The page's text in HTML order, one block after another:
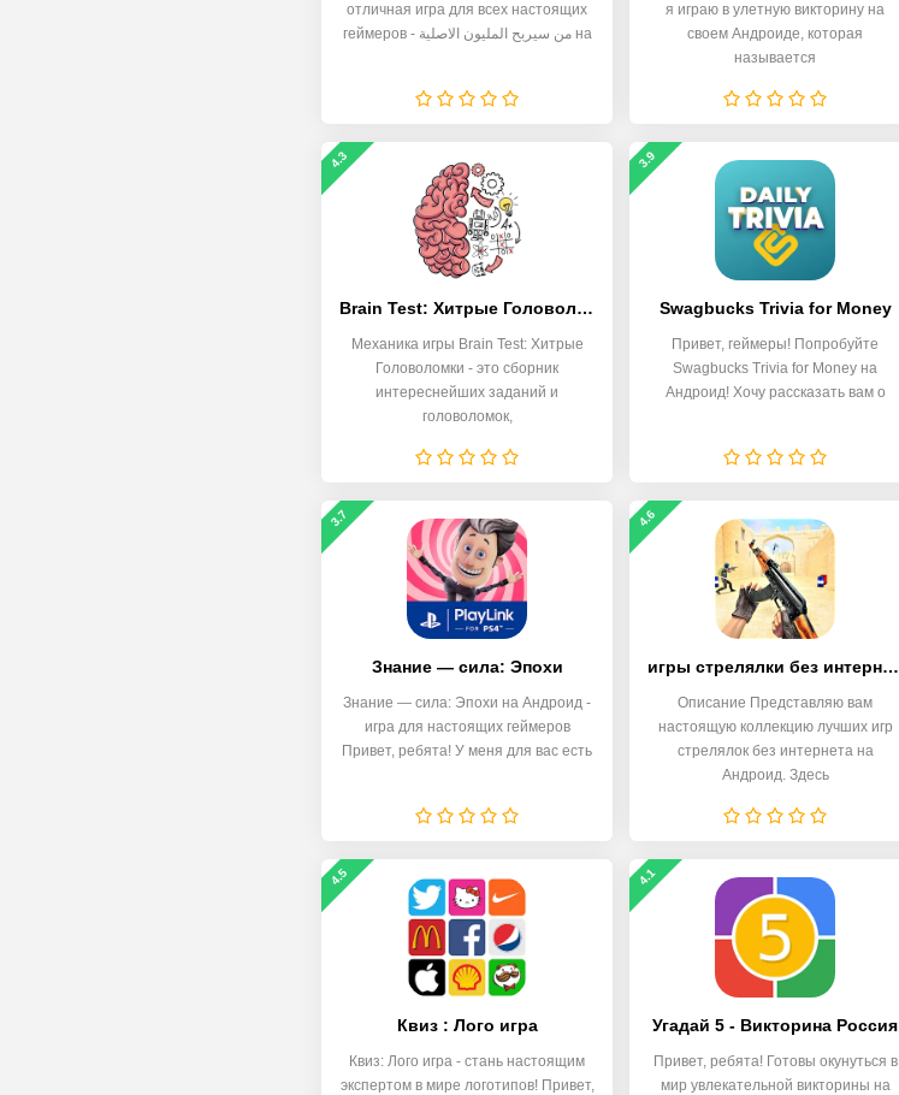
отличная игра для всех настоящих
геймеров - من سيربح المليون الاصلية на
я играю в улетную викторину на
своем Андроиде, которая
называется
4.3
Brain Test: Хитрые Головоломки
Механика игры Brain Test: Хитрые
Головоломки - это сборник
интереснейших заданий и
головоломок,
3.9
Swagbucks Trivia for Money
Привет, геймеры! Попробуйте
Swagbucks Trivia for Money на
Андроид! Хочу рассказать вам о
3.7
Знание — сила: Эпохи
Знание — сила: Эпохи на Андроид -
игра для настоящих геймеров
Привет, ребята! У меня для вас есть
4.6
игры стрелялки без интернета
Описание Представляю вам
настоящую коллекцию лучших игр
стрелялок без интернета на
Андроид. Здесь
4.5
Квиз : Лого игра
Квиз: Лого игра - стань настоящим
экспертом в мире логотипов! Привет,
4.1
Угадай 5 - Викторина Россия
Привет, ребята! Готовы окунуться в
мир увлекательной викторины на